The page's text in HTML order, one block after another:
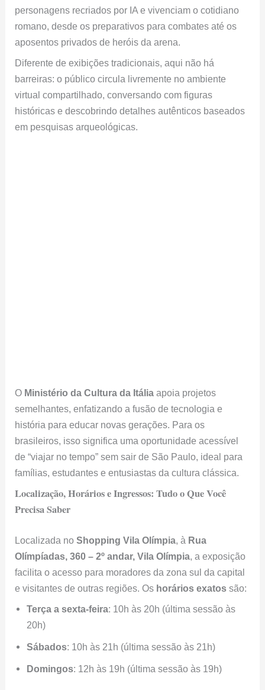
personagens recriados por IA e vivenciam o cotidiano
romano, desde os preparativos para combates até os
aposentos privados de heróis da arena.
Diferente de exibições tradicionais, aqui não há
barreiras: o público circula livremente no ambiente
virtual compartilhado, conversando com figuras
históricas e descobrindo detalhes autênticos baseados
em pesquisas arqueológicas.
O Ministério da Cultura da Itália apoia projetos
semelhantes, enfatizando a fusão de tecnologia e
história para educar novas gerações. Para os
brasileiros, isso significa uma oportunidade acessível
de “viajar no tempo” sem sair de São Paulo, ideal para
famílias, estudantes e entusiastas da cultura clássica.
Localização, Horários e Ingressos: Tudo o Que Você
Precisa Saber
Localizada noShopping Vila Olímpia, à Rua
Olímpíadas, 360 – 2º andar, Vila Olímpia, a exposição
facilita o acesso para moradores da zona sul da capital
e visitantes de outras regiões. Os horários exatos são:
Terça a sexta-feira: 10h às 20h (última sessão às
20h)
Sábados: 10h às 21h (última sessão às 21h)
Domingos: 12h às 19h (última sessão às 19h)